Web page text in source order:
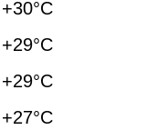
+30°C
+29°C
+29°C
+27°C